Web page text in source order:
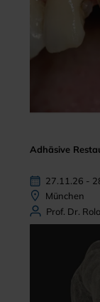
Adhäsive
27.11.26 -
München
Prof. Dr.